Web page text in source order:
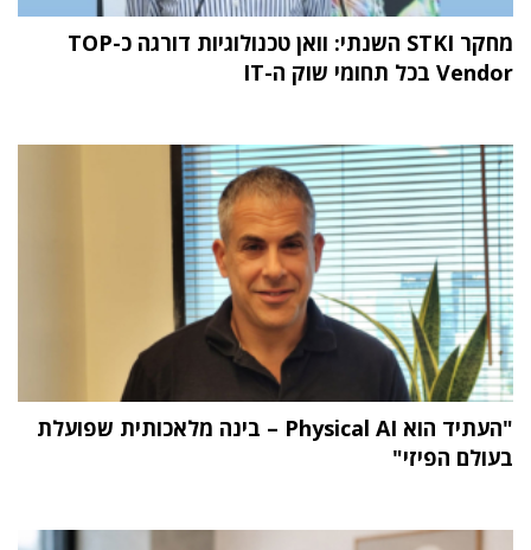
מחקר STKI השנתי: וואן טכנולוגיות דורגה כ-TOP
Vendor בכל תחומי שוק ה-IT
"העתיד הוא Physical AI – בינה מלאכותית שפועלת
בעולם הפיזי"